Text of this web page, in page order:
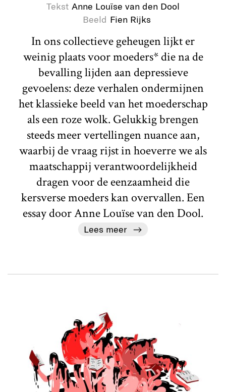
Tekst Anne Louïse van den Dool
Beeld Fien Rijks
In ons collectieve geheugen lijkt er
weinig plaats voor moeders* die na de
bevalling lijden aan depressieve
gevoelens: deze verhalen ondermijnen
het klassieke beeld van het moederschap
als een roze wolk. Gelukkig brengen
steeds meer vertellingen nuance aan,
waarbij de vraag rijst in hoeverre we als
maatschappij verantwoordelijkheid
dragen voor de eenzaamheid die
kersverse moeders kan overvallen. Een
essay door Anne Louïse van den Dool.
Lees meer